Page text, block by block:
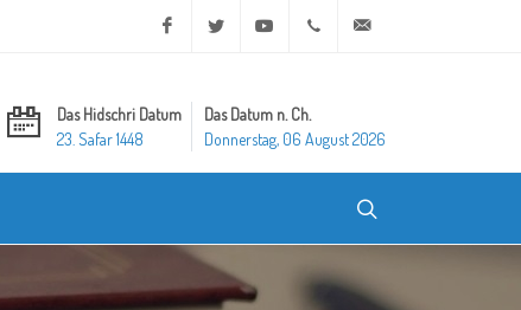
Facebook Twitter Youtube +20 2 25970400
Das Hidschri Datum
23. Safar 1448
Das Datum n. Ch.
Donnerstag, 06 August 2026